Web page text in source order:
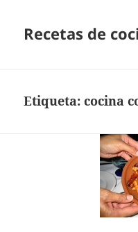
Recetas de
Etiqueta:cocina